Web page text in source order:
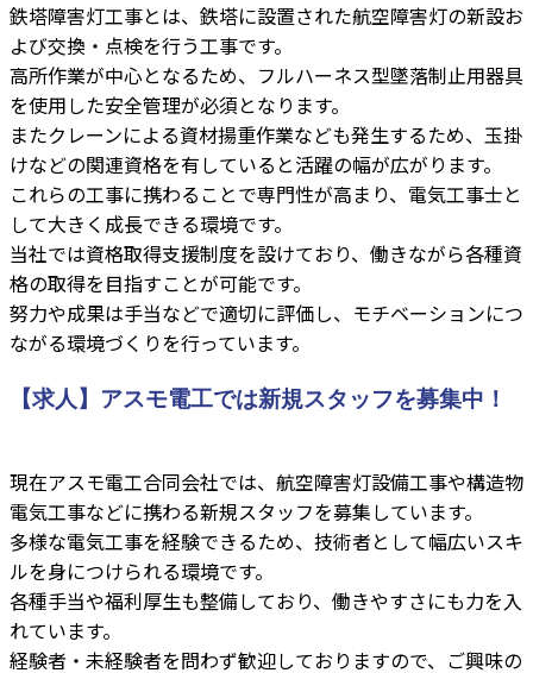
鉄塔障害灯工事とは、鉄塔に設置された航空障害灯の新設お
よび交換・点検を行う工事です。
高所作業が中心となるため、フルハーネス型墜落制止用器具
を使用した安全管理が必須となります。
またクレーンによる資材揚重作業なども発生するため、玉掛
けなどの関連資格を有していると活躍の幅が広がります。
これらの工事に携わることで専門性が高まり、電気工事士と
して大きく成長できる環境です。
当社では資格取得支援制度を設けており、働きながら各種資
格の取得を目指すことが可能です。
努力や成果は手当などで適切に評価し、モチベーションにつ
ながる環境づくりを行っています。
【求人】アスモ電工では新規スタッフを募集中！
現在アスモ電工合同会社では、航空障害灯設備工事や構造物
電気工事などに携わる新規スタッフを募集しています。
多様な電気工事を経験できるため、技術者として幅広いスキ
ルを身につけられる環境です。
各種手当や福利厚生も整備しており、働きやすさにも力を入
れています。
経験者・未経験者を問わず歓迎しておりますので、ご興味の